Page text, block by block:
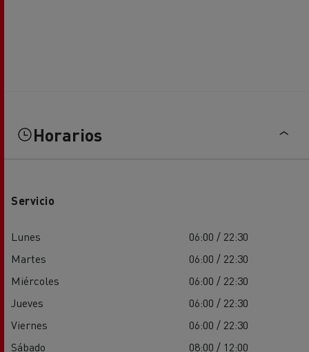
Horarios
Servicio
Lunes
06:00 / 22:30
Martes
06:00 / 22:30
Miércoles
06:00 / 22:30
Jueves
06:00 / 22:30
Viernes
06:00 / 22:30
Sábado
08:00 / 12:00